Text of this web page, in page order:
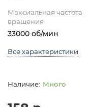
Максиальная частота
вращения
33000 об/мин
Все характеристики
Много